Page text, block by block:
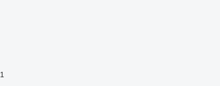
1